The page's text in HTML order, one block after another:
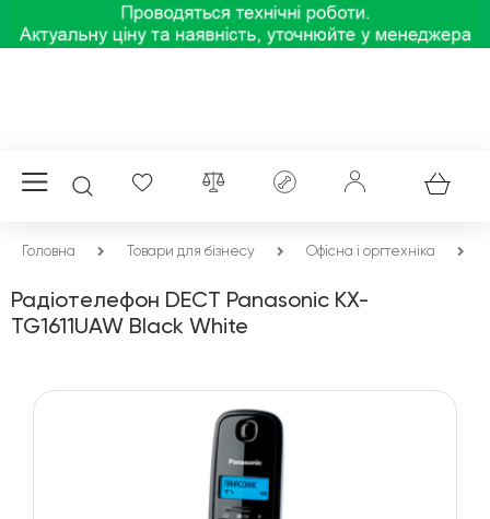
Головна Товари для бізнесу Офісна і оргтехніка
Радіотелефон DECT Panasonic KX-
TG1611UAW Black White